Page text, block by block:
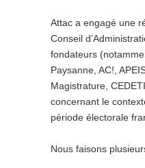
Attac a engagé une
Conseil
fondateurs
Paysanne, AC!,
Magistrature,
concernant le
période électorale
Nous faisons